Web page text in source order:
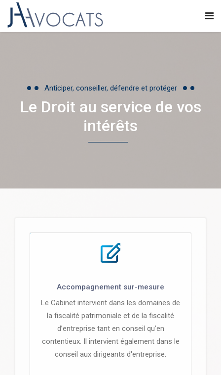
Anticiper, conseiller, défendre et protéger
Le Droit au service de vos
intérêts
Accompagnement sur-mesure
Le Cabinet intervient dans les domaines de
la fiscalité patrimoniale et de la fiscalité
d’entreprise tant en conseil qu’en
contentieux. Il intervient également dans le
conseil aux dirigeants d'entreprise.